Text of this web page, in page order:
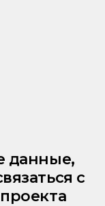
данные,
с